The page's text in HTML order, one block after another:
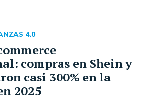
compras en Shein y
casi 300% en la
2025
4.0